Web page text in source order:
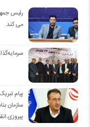
رئیس
می کند.
️پیام
سازمان
پیروزی